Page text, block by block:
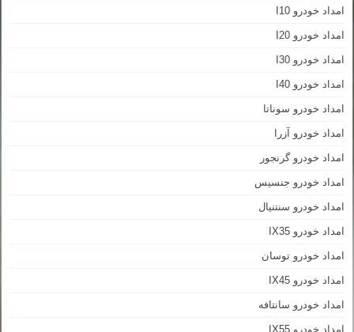
امداد خودرو I10
امداد خودرو I20
امداد خودرو I30
امداد خودرو I40
امداد خودرو سوناتا
امداد خودرو آزرا
امداد خودرو گرنجور
امداد خودرو جنسیس
امداد خودرو سنتنیال
امداد خودرو IX35
امداد خودرو توسان
امداد خودرو IX45
امداد خودرو سانتافه
امداد خودرو IX55